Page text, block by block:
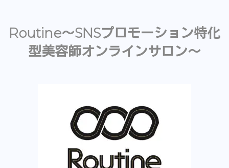
Routine〜SNSプロモーション特化
型美容師オンラインサロン〜